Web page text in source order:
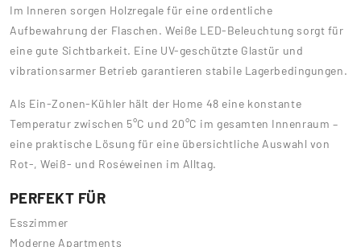
Im Inneren sorgen Holzregale für eine ordentliche
Aufbewahrung der Flaschen. Weiße LED-Beleuchtung sorgt für
eine gute Sichtbarkeit. Eine UV-geschützte Glastür und
vibrationsarmer Betrieb garantieren stabile Lagerbedingungen.
Als Ein-Zonen-Kühler hält der Home 48 eine konstante
Temperatur zwischen 5°C und 20°C im gesamten Innenraum –
eine praktische Lösung für eine übersichtliche Auswahl von
Rot-, Weiß- und Roséweinen im Alltag.
PERFEKT FÜR
Esszimmer
Moderne Apartments